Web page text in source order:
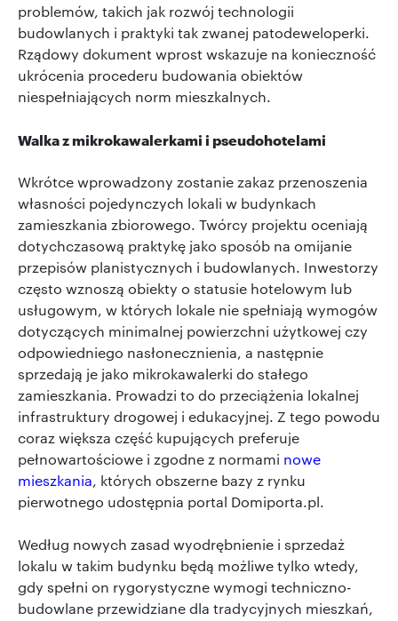
problemów, takich jak rozwój technologii
budowlanych i praktyki tak zwanej patodeweloperki.
Rządowy dokument wprost wskazuje na konieczność
ukrócenia procederu budowania obiektów
niespełniających norm mieszkalnych.
Walka z mikrokawalerkami i pseudohotelami
Wkrótce wprowadzony zostanie zakaz przenoszenia
własności pojedynczych lokali w budynkach
zamieszkania zbiorowego. Twórcy projektu oceniają
dotychczasową praktykę jako sposób na omijanie
przepisów planistycznych i budowlanych. Inwestorzy
często wznoszą obiekty o statusie hotelowym lub
usługowym, w których lokale nie spełniają wymogów
dotyczących minimalnej powierzchni użytkowej czy
odpowiedniego nasłonecznienia, a następnie
sprzedają je jako mikrokawalerki do stałego
zamieszkania. Prowadzi to do przeciążenia lokalnej
infrastruktury drogowej i edukacyjnej. Z tego powodu
coraz większa część kupujących preferuje
pełnowartościowe i zgodne z normami nowe
mieszkania, których obszerne bazy z rynku
pierwotnego udostępnia portal Domiporta.pl.
Według nowych zasad wyodrębnienie i sprzedaż
lokalu w takim budynku będą możliwe tylko wtedy,
gdy spełni on rygorystyczne wymogi techniczno-
budowlane przewidziane dla tradycyjnych mieszkań,